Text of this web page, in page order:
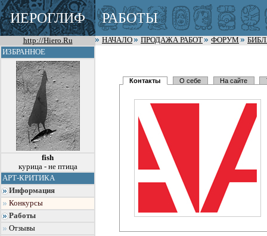
ИЕРОГЛИФ РАБОТЫ
http://Hiero.Ru НАЧАЛО ПРОДАЖА РАБОТ ФОРУМ
ИЗБРАННОЕ
fish
курица - не птица
АРТ-КРИТИКА
Информация
Конкурсы
Работы
Отзывы
Контакты О себе На сайте